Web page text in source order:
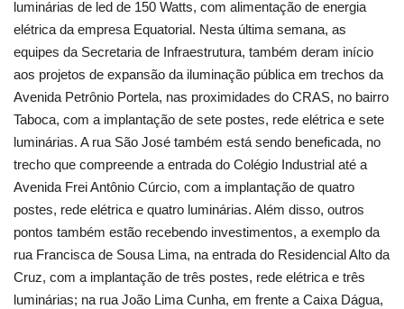
luminárias de led de 150 Watts, com alimentação de energia
elétrica da empresa Equatorial. Nesta última semana, as
equipes da Secretaria de Infraestrutura, também deram início
aos projetos de expansão da iluminação pública em trechos da
Avenida Petrônio Portela, nas proximidades do CRAS, no bairro
Taboca, com a implantação de sete postes, rede elétrica e sete
luminárias. A rua São José também está sendo beneficada, no
trecho que compreende a entrada do Colégio Industrial até a
Avenida Frei Antônio Cúrcio, com a implantação de quatro
postes, rede elétrica e quatro luminárias. Além disso, outros
pontos também estão recebendo investimentos, a exemplo da
rua Francisca de Sousa Lima, na entrada do Residencial Alto da
Cruz, com a implantação de três postes, rede elétrica e três
luminárias; na rua João Lima Cunha, em frente a Caixa Dágua,